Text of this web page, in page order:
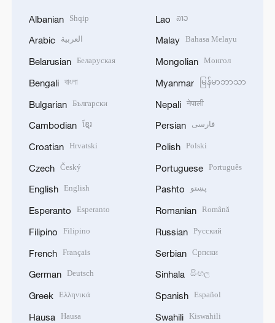
Albanian Shqip
Arabic العربية
Belarusian Беларуская
Bengali বাংলা
Bulgarian Български
Cambodian ខ្មែរ
Croatian Hrvatski
Czech Český
English English
Esperanto Esperanto
Filipino Filipino
French Français
German Deutsch
Greek Ελληνικά
Hausa Hausa
Lao ລາວ
Malay Bahasa Melayu
Mongolian Монгол
Myanmar မြန်မာဘာသာ
Nepali नेपाली
Persian فارسی
Polish Polski
Portuguese Português
Pashto پښتو
Romanian Română
Russian Русский
Serbian Српски
Sinhala සිංහල
Spanish Español
Swahili Kiswahili